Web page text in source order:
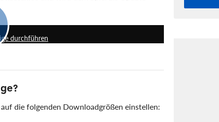
durchführen
die folgenden Downloadgrößen einstellen: